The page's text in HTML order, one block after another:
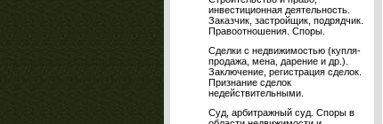
инвестиционная деятельность.
Заказчик, застройщик, подрядчик.
Правоотношения. Споры.
Сделки с недвижимостью (купля-
продажа, мена, дарение и др.).
Заключение, регистрация сделок.
Признание сделок
недействительными.
Суд, арбитражный суд. Споры в